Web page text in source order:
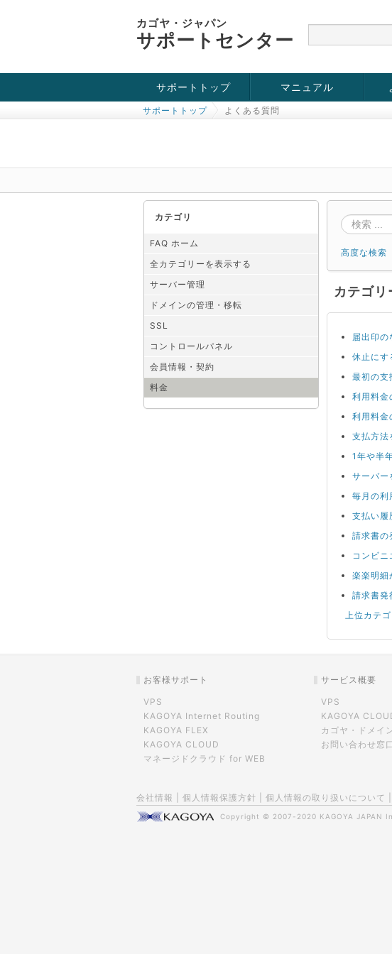
カゴヤ・ジャパン
サポートセンター
サポートトップ
お役立ち情報
チュートリアル
障害・メンテナンス情報
マニュアル
サポートトップ よくある質問
カテゴリ
FAQ ホーム
全カテゴリーを表示する
サーバー管理
ドメインの管理・移転
SSL
コントロールパネル
会員情報・契約
料金
高度な検索
カテゴリ
届出印の
休止にす
最初の支
利用料金
利用料金
支払方法
1年や半
サーバー
毎月の利
支払い履
請求書の
コンビニ
楽楽明細
請求書発
上位カテ
お客様サポート
VPS
KAGOYA Internet Routing
KAGOYA FLEX
KAGOYA CLOUD
マネージドクラウド for WEB
サービス概要
VPS
KAGOYA
カゴヤ・ドメイ
お問い合わせ窓口
会社情報 個人情報保護方針 個人情報の取り扱いについて
Copyright © 2007-2020 KAGOYA JAPAN